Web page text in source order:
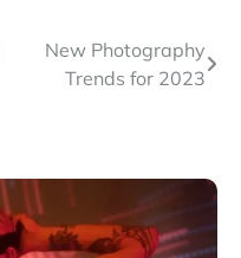
New Photography
Trends for 2023